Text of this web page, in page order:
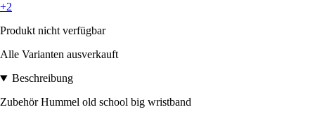
+2
Produkt nicht verfügbar
Alle Varianten ausverkauft
Beschreibung
Zubehör Hummel old school big wristband